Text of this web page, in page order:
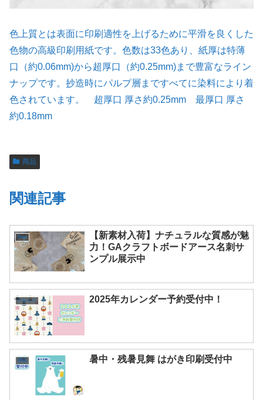
色上質とは表面に印刷適性を上げるために平滑を良くした
色物の高級印刷用紙です。色数は33色あり、紙厚は特薄
口（約0.06mm)から超厚口（約0.25mm)まで豊富なライン
ナップです。抄造時にパルプ層まですべてに染料により着
色されています。 超厚口 厚さ約0.25mm 最厚口 厚さ
約0.18mm
商品
関連記事
New
【新素材入荷】ナチュラルな質感が魅
力！GAクラフトボードアース名刺サ
ンプル展示中
お知らせ 2025年カレンダー予約受付中！
商品 暑中・残暑見舞 はがき印刷受付中